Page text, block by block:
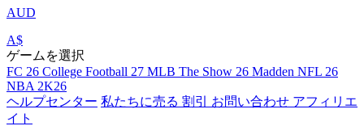
AUD
A$
ゲームを選択
FC 26 College Football 27 MLB The Show 26 Madden NFL 26
NBA 2K26
ヘルプセンター 私たちに売る 割引 お問い合わせ アフィリエ
イト